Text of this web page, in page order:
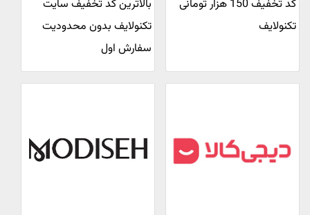
کد تخفیف 150 هزار تومانی
تکنولایف
بالاترین کد تخفیف سایت
تکنولایف بدون محدودیت
سفارش اول